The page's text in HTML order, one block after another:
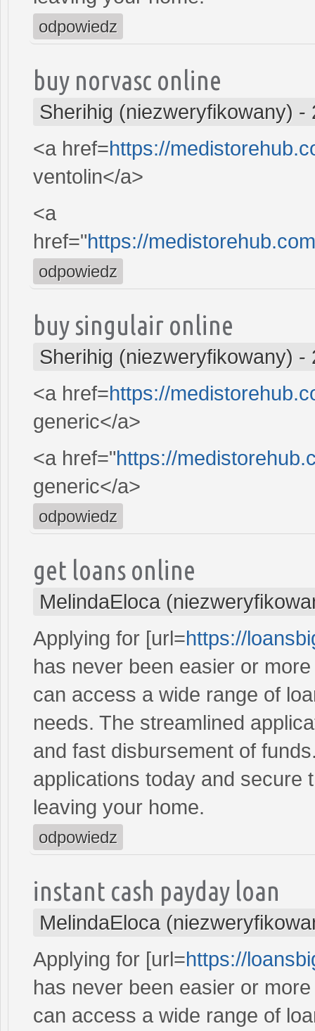
odpowiedz
buy norvasc online
Sherihig (niezweryfikowany) -
<a href=https://
ventolin</a>
<a
href="https://
odpowiedz
buy singulair online
Sherihig (niezweryfikowany) -
<a href=https://
generic</a>
<a href="https://
generic</a>
odpowiedz
get loans online
MelindaEloca
Applying for [url=https://
has never been easier or
can access a wide range of
needs. The streamlined
and fast disbursement of
applications today and secure
leaving your home.
odpowiedz
instant cash payday loan
MelindaEloca
Applying for [url=https://
has never been easier or
can access a wide range of